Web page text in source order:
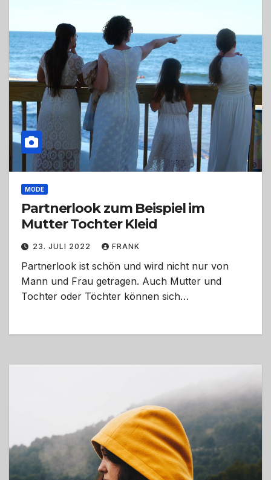
MODE
Partnerlook zum Beispiel im
Mutter Tochter Kleid
23. JULI 2022 FRANK
Partnerlook ist schön und wird nicht nur von
Mann und Frau getragen. Auch Mutter und
Tochter oder Töchter können sich…